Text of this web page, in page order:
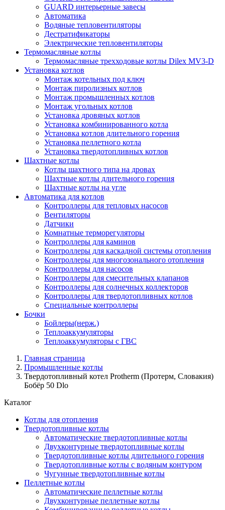
GUARD интерьерные завесы
Автоматика
Водяные тепловентиляторы
Дестратификаторы
Электрические тепловентиляторы
Термомасляные котлы
Термомасляные трехходовые котлы Dilex MV3-D
Установка котлов
Монтаж котельных под ключ
Монтаж пиролизных котлов
Монтаж промышленных котлов
Монтаж угольных котлов
Установка дровяных котлов
Установка комбинированного котла
Установка котлов длительного горения
Установка пеллетного котла
Установка твердотопливных котлов
Шахтные котлы
Котлы шахтного типа на дровах
Шахтные котлы длительного горения
Шахтные котлы на угле
Автоматика для котлов
Контроллеры для тепловых насосов
Вентиляторы
Датчики
Комнатные терморегуляторы
Контроллеры для каминов
Контроллеры для каскадной системы отопления
Контроллеры для многозонального отопления
Контроллеры для насосов
Контроллеры для смесительных клапанов
Контроллеры для солнечных коллекторов
Контроллеры для твердотопливных котлов
Специальные контроллеры
Бочки
Бойлеры(нерж.)
Теплоаккумуляторы
Теплоаккумуляторы с ГВС
Главная страница
Промышленные котлы
Твердотопливный котел Protherm (Протерм, Словакия)
Бобёр 50 Dlo
Каталог
Котлы для отопления
Твердотопливные котлы
Автоматические твердотопливные котлы
Двухконтурные твердотопливные котлы
Твердотопливные котлы длительного горения
Твердотопливные котлы с водяным контуром
Чугунные твердотопливные котлы
Пеллетные котлы
Автоматические пеллетные котлы
Двухконтурные пеллетные котлы